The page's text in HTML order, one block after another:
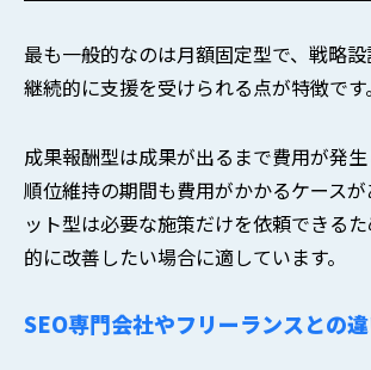
最も一般的なのは月額固定型で、戦略
継続的に支援を受けられる点が特徴です。
成果報酬型は成果が出るまで費用が発生
順位維持の期間も費用がかかるケース
ット型は必要な施策だけを依頼できる
的に改善したい場合に適しています。
SEO専門会社やフリーランスとの